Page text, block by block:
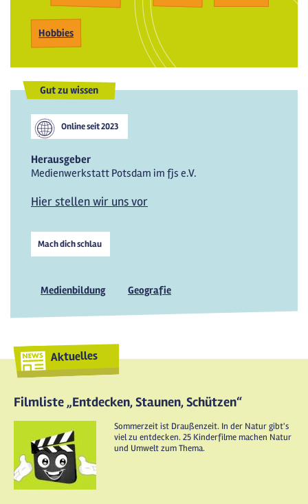
Hobbies
Gut zu wissen
Online seit2023
Herausgeber
Medienwerkstatt Potsdam im fjs e.V.
Hier stellen wir uns vor
Mach dich schlau
Medienbildung Geografie
Aktuelles
Filmliste „Entdecken, Staunen, Schützen“
Sommerzeit ist Draußenzeit. In der Natur gibt's
viel zu entdecken. 25 Kinderfilme machen Natur
und Umwelt zum Thema.